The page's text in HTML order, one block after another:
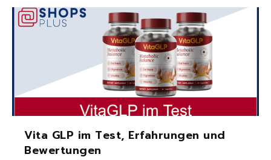
Vita GLP im Test, Erfahrungen und
Bewertungen